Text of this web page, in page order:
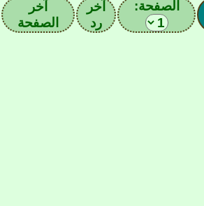
الصفحة:
آخر
رد
آخر
الصفحة